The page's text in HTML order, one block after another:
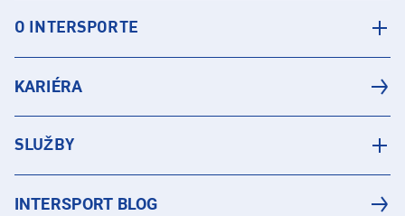
O INTERSPORTE
KARIÉRA
SLUŽBY
INTERSPORT BLOG